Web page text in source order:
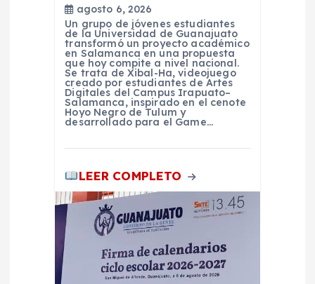
agosto 6, 2026
Un grupo de jóvenes estudiantes
de la Universidad de Guanajuato
transformó un proyecto académico
en Salamanca en una propuesta
que hoy compite a nivel nacional.
Se trata de Xibal-Ha, videojuego
creado por estudiantes de Artes
Digitales del Campus Irapuato–
Salamanca, inspirado en el cenote
Hoyo Negro de Tulum y
desarrollado para el Game…
LEER COMPLETO